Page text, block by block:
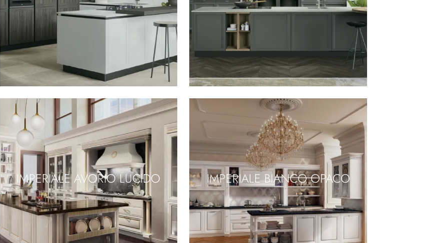
IMPERIALE AVORIO LUCIDO IMPERIALE BIANCO OPACO